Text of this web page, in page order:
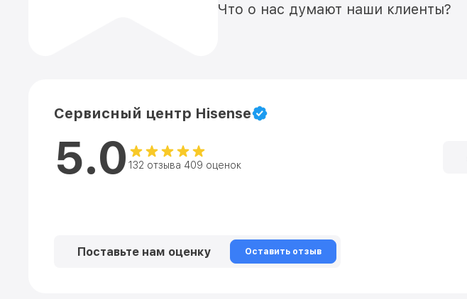
Что о нас думают наши клиенты?
Сервисный центр Hisense
5.0 132 отзыва 409 оценок
Поставьте нам оценку Оставить отзыв